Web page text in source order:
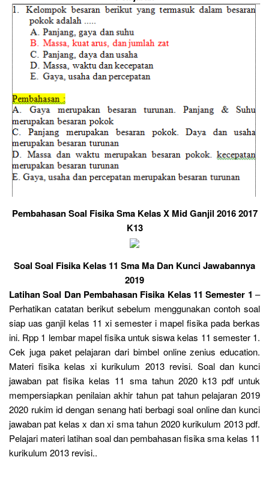
Pembahasan Soal Fisika Sma Kelas X Mid Ganjil 2016 2017
K13
Soal Soal Fisika Kelas 11 Sma Ma Dan Kunci Jawabannya
2019
Latihan Soal Dan Pembahasan Fisika Kelas 11 Semester 1 –
Perhatikan catatan berikut sebelum menggunakan contoh soal
siap uas ganjil kelas 11 xi semester i mapel fisika pada berkas
ini. Rpp 1 lembar mapel fisika untuk siswa kelas 11 semester 1.
Cek juga paket pelajaran dari bimbel online zenius education.
Materi fisika kelas xi kurikulum 2013 revisi. Soal dan kunci
jawaban pat fisika kelas 11 sma tahun 2020 k13 pdf untuk
mempersiapkan penilaian akhir tahun pat tahun pelajaran 2019
2020 rukim id dengan senang hati berbagi soal online dan kunci
jawaban pat kelas x dan xi sma tahun 2020 kurikulum 2013 pdf.
Pelajari materi latihan soal dan pembahasan fisika sma kelas 11
kurikulum 2013 revisi..